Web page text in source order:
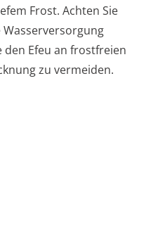
Frost. Achten Sie
den Efeu an frostfreien
zu vermeiden.